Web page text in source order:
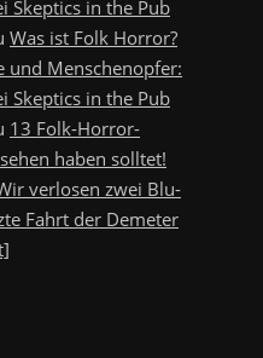
Skeptics in the Pub
Was ist Folk Horror?
und Menschenopfer:
Skeptics in the Pub
13 Folk-Horror-
haben solltet!
verlosen zwei Blu-
Fahrt der Demeter